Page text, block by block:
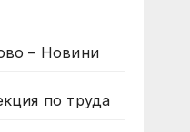
– Новини
по труда